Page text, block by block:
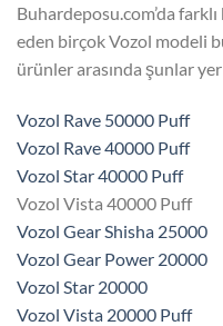
Buhardeposu.com’da
eden birçok Vozol modeli
ürünler arasında şunlar
Vozol Rave 50000 Puff
Vozol Rave 40000 Puff
Vozol Star 40000 Puff
Vozol Vista 40000 Puff
Vozol Gear Shisha 25000
Vozol Gear Power 20000
Vozol Star 20000
Vozol Vista 20000 Puff